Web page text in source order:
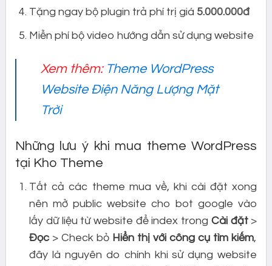
Tặng ngay bộ plugin trả phí trị giá 5.000.000đ
Miễn phí bộ video hướng dẫn sử dụng website
Xem thêm: Theme WordPress
Website Điện Năng Lượng Mặt
Trời
Những lưu ý khi mua theme WordPress
tại Kho Theme
Tất cả các theme mua về, khi cài đặt xong
nên mở public website cho bot google vào
lấy dữ liệu từ website để index trong Cài đặt>
Đọc> Check bỏ Hiển thị với công cụ tìm kiếm,
đây là nguyên do chính khi sử dụng website